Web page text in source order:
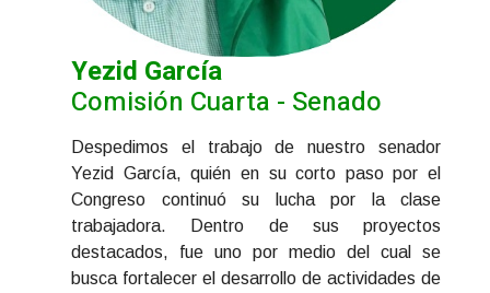
Yezid García
Comisión Cuarta - Senado
Despedimos el trabajo de nuestro senador
Yezid García, quién en su corto paso por el
Congreso continuó su lucha por la clase
trabajadora. Dentro de sus proyectos
destacados, fue uno por medio del cual se
busca fortalecer el desarrollo de actividades de